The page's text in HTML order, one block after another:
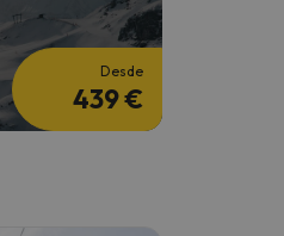
Desde
439 €